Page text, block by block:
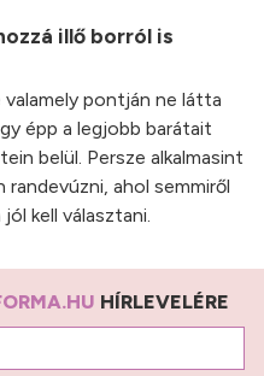
illő borról is
valamely pontján ne látta
épp a legjobb barátait
belül. Persze alkalmasint
ahol semmiről
kell választani.
HÍRLEVELÉRE